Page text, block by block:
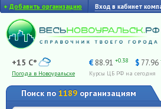
+ Добавить организацию Вход в кабинет
+15 C°
Погода в Новоуральске
€ 88.91 +0.38 $ 77.96
Курсы ЦБ РФ на сегодня
Поиск по 1189 организациям